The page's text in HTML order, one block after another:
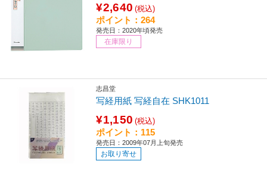
¥2,640 (税込)
ポイント：264
発売日：2020年頃発売
在庫限り
志昌堂
写経用紙 写経自在 SHK1011
¥1,150 (税込)
ポイント：115
発売日：2009年07月上旬発売
お取り寄せ